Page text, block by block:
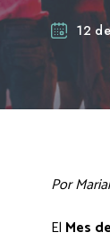
12
Por
El Mes